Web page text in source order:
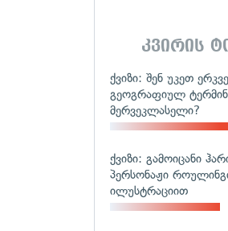
კვირის
ქვიზი: შენ უკეთ
გეოგრაფიულ
მერვეკლასელი?
ქვიზი: გამოიცანი
პერსონაჟი
ილუსტრაციით